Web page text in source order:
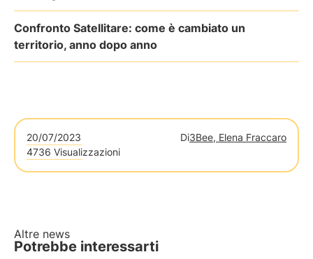
Confronto Satellitare: come è cambiato un
territorio, anno dopo anno
20/07/2023 Di3Bee, Elena Fraccaro
4736 Visualizzazioni
Altre news
Potrebbe interessarti